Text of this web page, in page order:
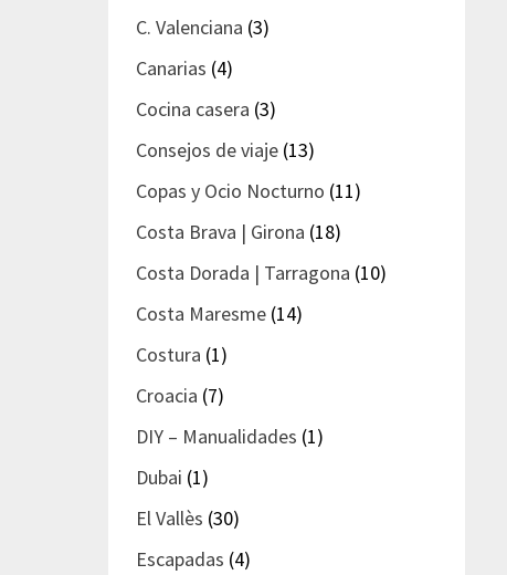
C. Valenciana (3)
Canarias (4)
Cocina casera (3)
Consejos de viaje (13)
Copas y Ocio Nocturno (11)
Costa Brava | Girona (18)
Costa Dorada | Tarragona (10)
Costa Maresme (14)
Costura (1)
Croacia (7)
DIY – Manualidades (1)
Dubai (1)
El Vallès (30)
Escapadas (4)